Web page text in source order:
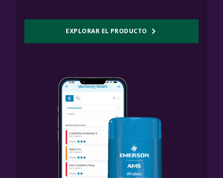
EXPLORAR EL PRODUCTO